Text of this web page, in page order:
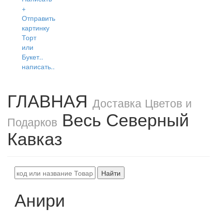
написать..
ГЛАВНАЯ Доставка Цветов и
Подарков Весь Северный
Кавказ
Найти
Анири